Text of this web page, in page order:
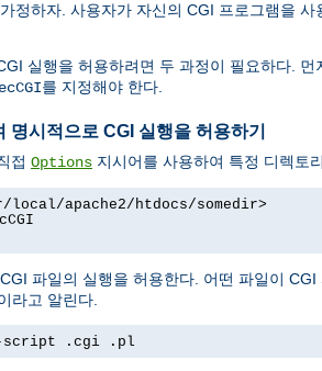
정하자. 사용자가 자신의 CGI 프로그램을 사
실행을 허용하려면 두 과정이 필요하다. 먼
를 지정해야 한다.
시적으로 CGI 실행을 허용하기
접 Options 지시어를 사용하여 특정 디렉토
apache2/htdocs/somedir>
파일의 실행을 허용한다. 어떤 파일이
라고 알린다.
script .cgi .pl